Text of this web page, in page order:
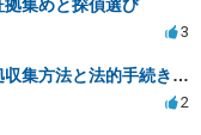
集めと探偵選び
3
不貞行為に対する離婚に有利な証拠収集方法と法的手続きについて
2